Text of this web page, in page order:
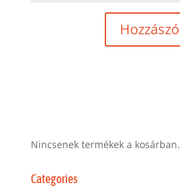
Nincsenek termékek a kosárban.
Categories